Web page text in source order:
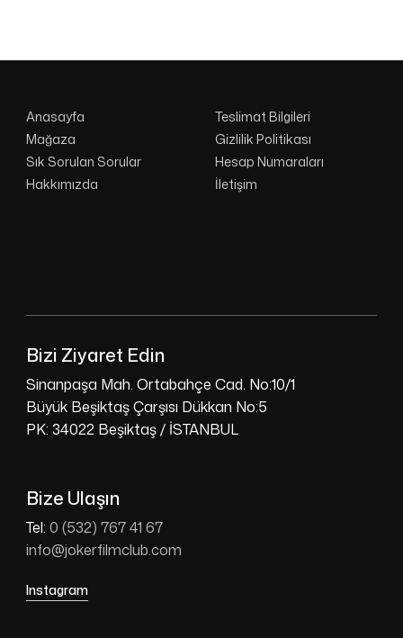
Bizi Ziyaret Edin
Sinanpaşa Mah. Ortabahçe Cad. No:10/1
Büyük Beşiktaş Çarşısı Dükkan No:5
PK: 34022 Beşiktaş / İSTANBUL
Bize Ulaşın
Tel: 0 (532) 767 41 67
info@jokerfilmclub.com
Instagram
Anasayfa
Mağaza
Sık Sorulan Sorular
Hakkımızda
Teslimat Bilgileri
Gizlilik Politikası
Hesap Numaraları
İletişim